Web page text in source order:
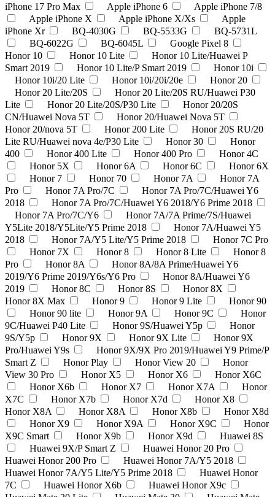
iPhone 17 Pro Max
Apple iPhone 6
Apple iPhone 7/8
Apple iPhone X
Apple iPhone X/Xs
Apple
iPhone Xr
BQ-4030G BQ-5533G
BQ-5731L
BQ-6022G
BQ-6045L
Google Pixel 8
Honor 10
Honor 10 Lite
Honor 10 Lite/Huawei P
Smart 2019
Honor 10 Lite/P Smart 2019
Honor 10i
Honor 10i/20 Lite
Honor 10i/20i/20e
Honor 20
Honor 20 Lite/20S
Honor 20 Lite/20S RU/Huawei P30
Lite
Honor 20 Lite/20S/P30 Lite
Honor 20/20S
CN/Huawei Nova 5T
Honor 20/Huawei Nova 5T
Honor 20/nova 5T
Honor 200 Lite
Honor 20S RU/20
Lite RU/Huawei nova 4e/P30 Lite
Honor 30
Honor
400
Honor 400 Lite Honor 400 Pro
Honor 4C
Honor 5X
Honor 6A Honor 6C
Honor 6X
Honor 7
Honor 70 Honor 7A
Honor 7A
Pro
Honor 7A Pro/7C
Honor 7A Pro/7C/Huawei Y6
2018
Honor 7A Pro/7C/Huawei Y6 2018/Y6 Prime 2018
Honor 7A Pro/7C/Y6
Honor 7A/7A Prime/7S/Huawei
Y5Lite 2018/Y5Lite/Y5 Prime 2018
Honor 7A/Huawei Y5
2018
Honor 7A/Y5 Lite/Y5 Prime 2018
Honor 7C Pro
Honor 7X
Honor 8 Honor 8 Lite
Honor 8
Pro
Honor 8A
Honor 8A/8A Prime/Huawei Y6
2019/Y6 Prime 2019/Y6s/Y6 Pro
Honor 8A/Huawei Y6
2019
Honor 8C Honor 8S
Honor 8X
Honor 8X Max
Honor 9 Honor 9 Lite
Honor 90
Honor 90 lite
Honor 9A Honor 9C
Honor
9C/Huawei P40 Lite
Honor 9S/Huawei Y5p
Honor
9S/Y5p
Honor 9X Honor 9X Lite
Honor 9X
Pro/Huawei Y9s
Honor 9X/9X Pro 2019/Huawei Y9 Prime/P
Smart Z
Honor Play Honor View 20
Honor
View 30 Pro
Honor X5 Honor X6
Honor X6C
Honor X6b
Honor X7 Honor X7A
Honor
X7C
Honor X7b Honor X7d
Honor X8
Honor X8A
Honor X8A Honor X8b
Honor X8d
Honor X9
Honor X9A Honor X9C
Honor
X9C Smart
Honor X9b Honor X9d
Huawei 8S
Huawei 9X/P Smart Z
Huawei Honor 20 Pro
Huawei Honor 200 Pro
Huawei Honor 7A/Y5 2018
Huawei Honor 7A/Y5 Lite/Y5 Prime 2018
Huawei Honor
7C
Huawei Honor X6b
Huawei Honor X9c